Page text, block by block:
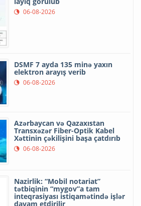
06-08-2026
DSMF 7 ayda 135 minə yaxın
elektron arayış verib
06-08-2026
Azərbaycan və Qazaxıstan
Transxəzər Fiber-Optik Kabel
Xəttinin çəkilişini başa çatdırıb
06-08-2026
Nazirlik: “Mobil notariat”
tətbiqinin “mygov”a tam
inteqrasiyası istiqamətində işlər
davam etdirilir